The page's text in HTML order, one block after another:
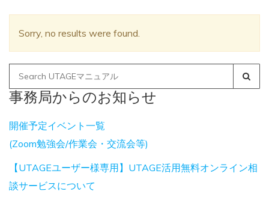
Sorry, no results were found.
Search
for:
事務局からのお知らせ
開催予定イベント一覧
(Zoom勉強会/作業会・交流会等)
【UTAGEユーザー様専用】UTAGE活用無料オンライン相
談サービスについて